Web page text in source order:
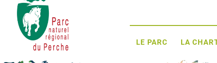
LE PARC LA